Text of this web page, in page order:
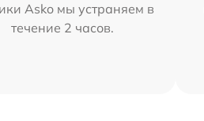
Asko мы устраняем в
течение 2 часов.